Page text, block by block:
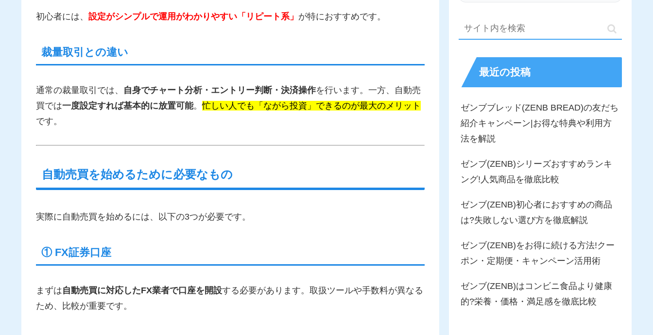
初心者には、 設定がシンプルで運用がわかりやすい「リピート系」 が特におすすめです。
裁量取引との違い
通常の裁量取引では、 自身でチャート分析・エントリー判断・決済操作を行います。一方、自動売
買では一度設定すれば基本的に放置可能。忙しい人でも「ながら投資」できるのが最大のメリット
です。
自動売買を始めるために必要なもの
実際に自動売買を始めるには、以下の3つが必要です。
① FX証券口座
まずは自動売買に対応したFX業者で口座を開設する必要があります。取扱ツールや手数料が異なる
ため、比較が重要です。
最近の投稿
ゼンブブレッド(ZENB BREAD)の友だち
紹介キャンペーン|お得な特典や利用方
法を解説
ゼンブ(ZENB)シリーズおすすめランキ
ング!人気商品を徹底比較
ゼンブ(ZENB)初心者におすすめの商品
は?失敗しない選び方を徹底解説
ゼンブ(ZENB)をお得に続ける方法!クー
ポン・定期便・キャンペーン活用術
ゼンブ(ZENB)はコンビニ食品より健康
的?栄養・価格・満足感を徹底比較